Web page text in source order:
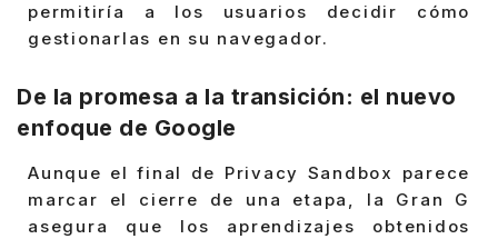
permitiría a los usuarios decidir cómo
gestionarlas en su navegador.
De la promesa a la transición: el nuevo
enfoque de Google
Aunque el final de Privacy Sandbox parece
marcar el cierre de una etapa, la Gran G
asegura que los aprendizajes obtenidos